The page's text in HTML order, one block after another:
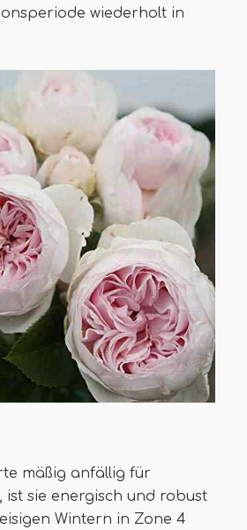
wiederholt in
mäßig anfällig für
ist sie energisch und robust
Wintern in Zone 4